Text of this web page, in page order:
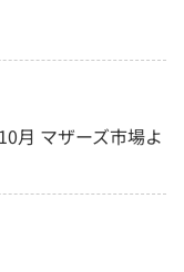
月 マザーズ市場よ